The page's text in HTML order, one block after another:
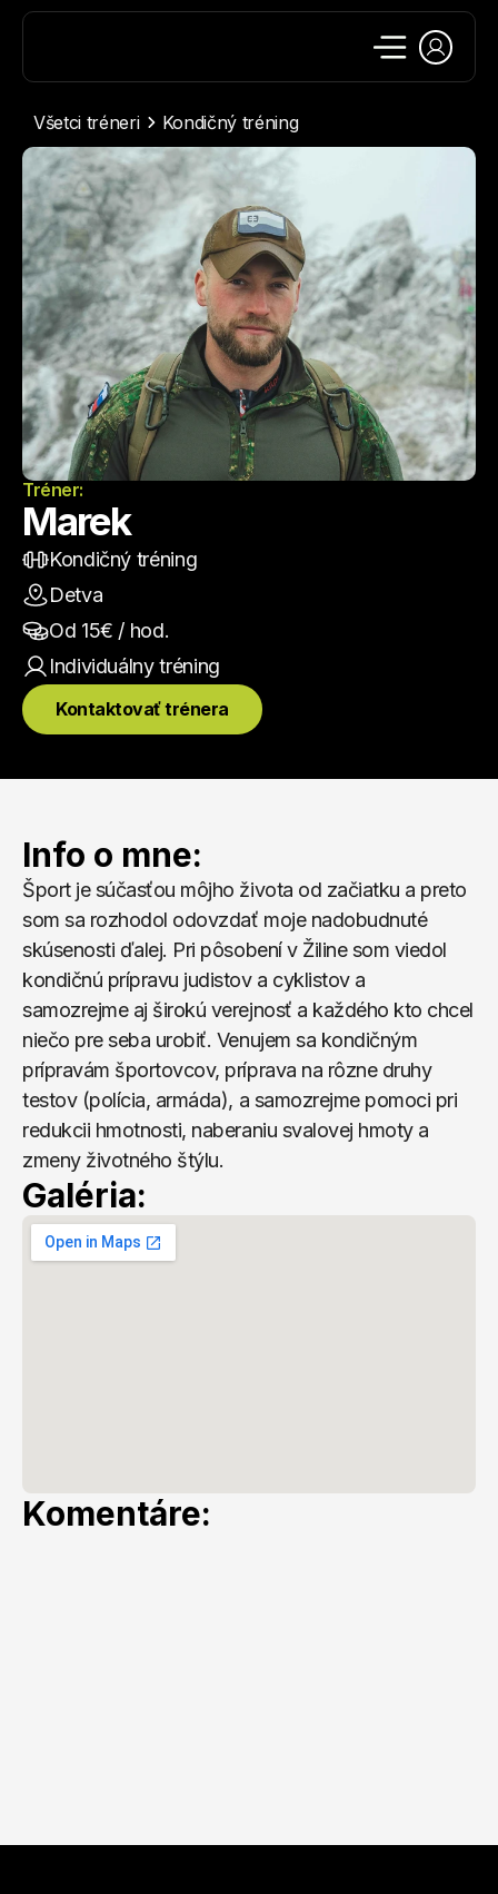
Všetci tréneri Kondičný tréning
Tréner:
Marek
Kondičný tréning
Detva
Od 15€ / hod.
Individuálny tréning
Kontaktovať trénera
Info o mne:
Šport je súčasťou môjho života od začiatku a preto
som sa rozhodol odovzdať moje nadobudnuté
skúsenosti ďalej. Pri pôsobení v Žiline som viedol
kondičnú prípravu judistov a cyklistov a
samozrejme aj širokú verejnosť a každého kto chcel
niečo pre seba urobiť. Venujem sa kondičným
prípravám športovcov, príprava na rôzne druhy
testov (polícia, armáda), a samozrejme pomoci pri
redukcii hmotnosti, naberaniu svalovej hmoty a
zmeny životného štýlu.
Galéria:
Komentáre: